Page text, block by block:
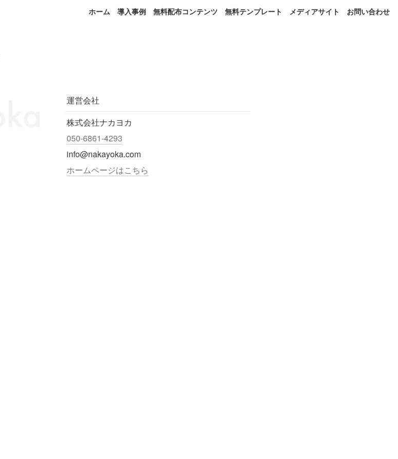
ホーム 導入事例 無料配布コンテンツ 無料テンプレート メディアサイト お問い合わせ
運営会社
株式会社ナカヨカ
050-6861-4293
info@nakayoka.com
ホームページはこちら